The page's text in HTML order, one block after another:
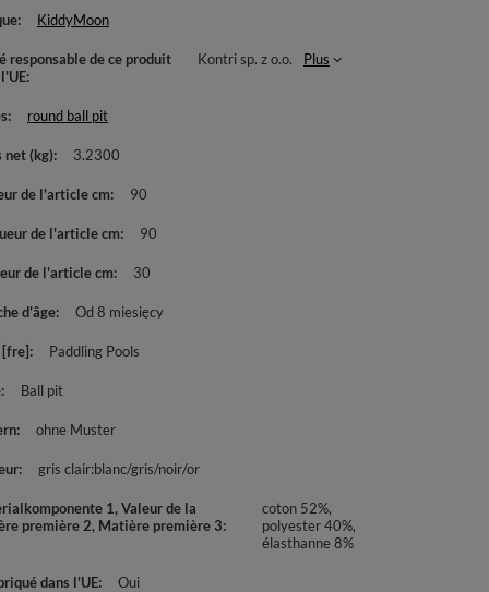
KiddyMoon
responsable de ce produit
Kontri sp. z o.o. Plus
round ball pit
net (kg) 3.2300
de l'article cm 90
de l'article cm 90
de l'article cm 30
d'âge Od 8 miesięcy
[fre] Paddling Pools
Ball pit
ohne Muster
gris clair:blanc/gris/noir/or
1, Valeur de la
première 2, Matière première 3
coton 52%,
polyester 40%,
élasthanne 8%
dans l'UE Oui